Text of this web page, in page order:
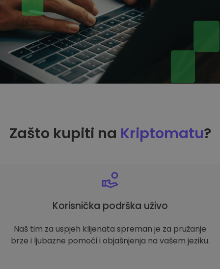
Zašto kupiti na Kriptomatu?
Korisnička podrška uživo
Naš tim za uspjeh klijenata spreman je za pružanje
brze i ljubazne pomoći i objašnjenja na vašem jeziku.